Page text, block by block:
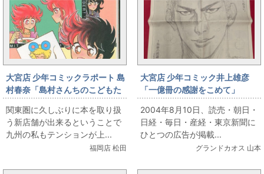
大宮店 少年コミックラポート 島
村春奈「島村さんちのこどもた
ち 全3巻初版セット」
関東圏に久しぶりに本を取り扱
う新店舗が出来るということで
九州の私もテンションが上...
福岡店 松田
大宮店 少年コミック井上雄彦
「一億冊の感謝をこめて」
SLAM DUNK新聞広告6種セット
2004年8月10日、読売・朝日・
日経・毎日・産経・東京新聞に
ひとつの広告が掲載...
グランドカオス 山本